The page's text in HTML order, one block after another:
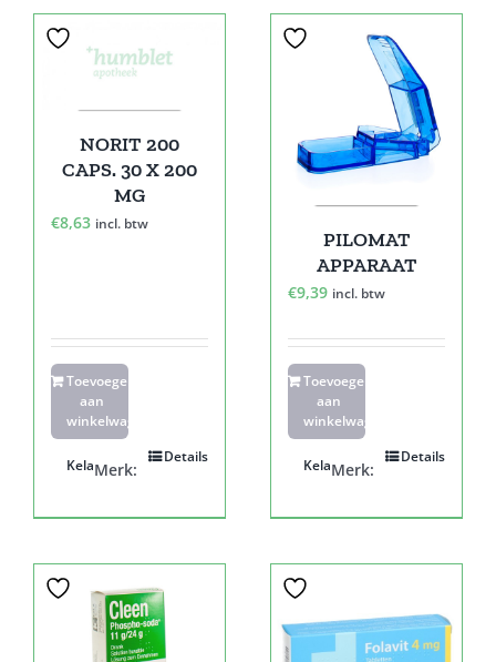
NORIT 200
CAPS. 30 X 200
MG
€8,63 incl. btw
Toevoegen
aan
winkelwagen
Details
Merk:
Kela
PILOMAT
APPARAAT
€9,39 incl. btw
Toevoegen
aan
winkelwagen
Details
Merk:
Kela